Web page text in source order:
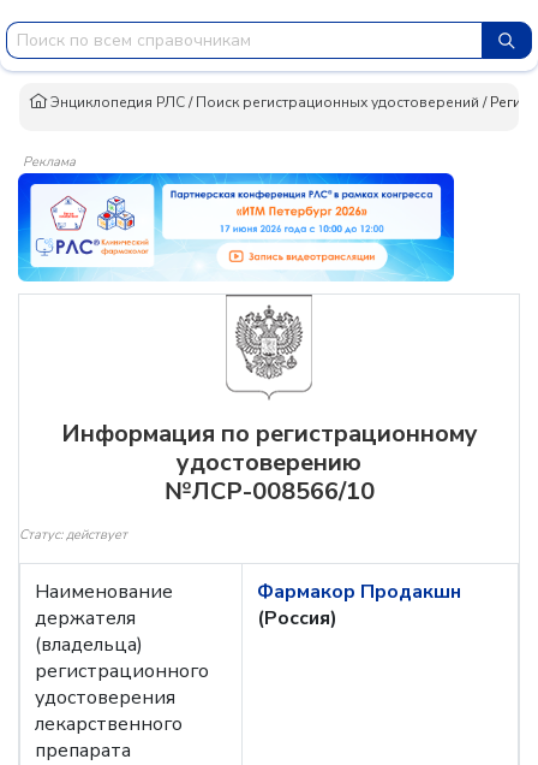
Энциклопедия РЛС/Поиск регистрационных удостоверений /
Реклама
Информация по регистрационному
удостоверению
№ЛСР-008566/10
Статус: действует
Наименование
держателя
(владельца)
регистрационного
удостоверения
лекарственного
препарата
Фармакор Продакшн
(Россия)